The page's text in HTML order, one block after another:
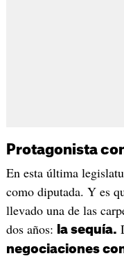
Protagonista
En esta última
como diputada. Y es
llevado una de las
dos años:
la sequía.
negociaciones